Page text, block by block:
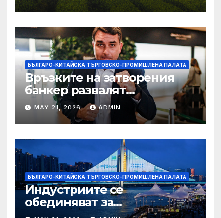
БЪЛГАРО-КИТАЙСКА ТЪРГОВСКО-ПРОМИШЛЕНА ПАЛАТА
Връзките на затворения
банкер развалят
надеждите на Флавио
Болсонаро за президент на
Бразилия
MAY 21, 2026 ADMIN
БЪЛГАРО-КИТАЙСКА ТЪРГОВСКО-ПРОМИШЛЕНА ПАЛАТА
Индустриите се
обединяват за
висококачествен растеж на